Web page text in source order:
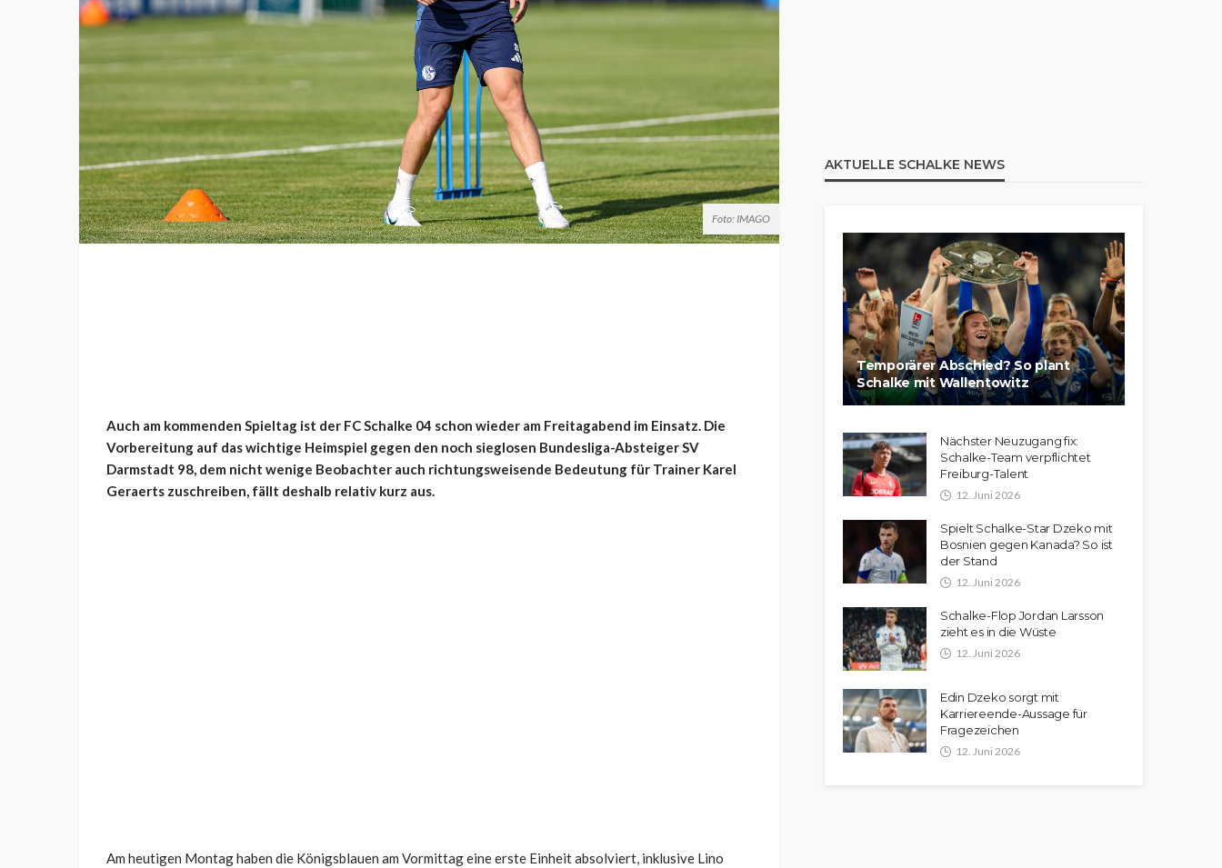
Foto: IMAGO
Auch am kommenden Spieltag ist der FC Schalke 04 schon wieder am Freitagabend im Einsatz. Die
Vorbereitung auf das wichtige Heimspiel gegen den noch sieglosen Bundesliga-Absteiger SV
Darmstadt 98, dem nicht wenige Beobachter auch richtungsweisende Bedeutung für Trainer Karel
Geraerts zuschreiben, fällt deshalb relativ kurz aus.
Am heutigen Montag haben die Königsblauen am Vormittag eine erste Einheit absolviert, inklusive Lino
AKTUELLE SCHALKE NEWS
Temporärer Abschied? So plant
Schalke mit Wallentowitz
Nächster Neuzugang fix:
Schalke-Team verpflichtet
Freiburg-Talent
12. Juni 2026
Spielt Schalke-Star Dzeko mit
Bosnien gegen Kanada? So ist
der Stand
12. Juni 2026
Schalke-Flop Jordan Larsson
zieht es in die Wüste
12. Juni 2026
Edin Dzeko sorgt mit
Karriereende-Aussage für
Fragezeichen
12. Juni 2026